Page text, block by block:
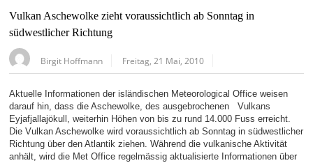
Vulkan Aschewolke zieht voraussichtlich ab Sonntag in
südwestlicher Richtung
Birgit Hoffmann Freitag, 21 Mai, 2010
Aktuelle Informationen der isländischen Meteorological Office weisen
darauf hin, dass die Aschewolke, des ausgebrochenen Vulkans
Eyjafjallajökull, weiterhin Höhen von bis zu rund 14.000 Fuss erreicht.
Die Vulkan Aschewolke wird voraussichtlich ab Sonntag in südwestlicher
Richtung über den Atlantik ziehen. Während die vulkanische Aktivität
anhält, wird die Met Office regelmässig aktualisierte Informationen über